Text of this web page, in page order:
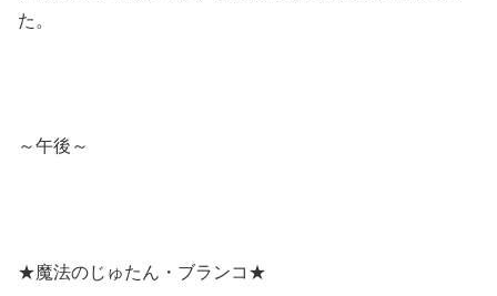
た。
～午後～
★魔法のじゅたん・ブランコ★